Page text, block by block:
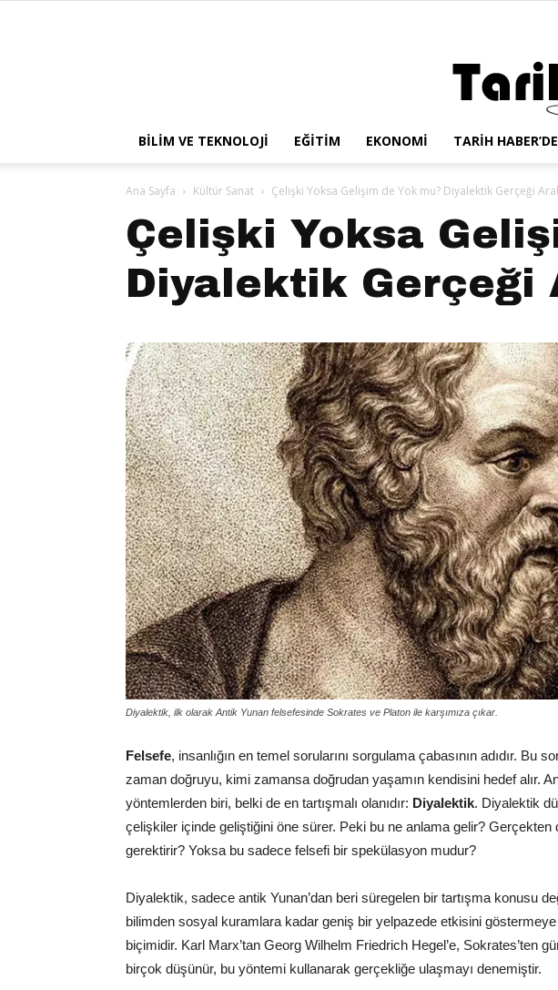
BILIM VE TEKNOLOJI EĞITIM EKONOMI TARIH HABER’DE
Ana Sayfa Kültür Sanat Çelişki Yoksa Gelişim de Yok mu? Diyalektik Gerçeği
Çelişki Yoksa
Diyalektik Gerçeği
Diyalektik, ilk olarak Antik Yunan felsefesinde Sokrates ve Platon ile karşımıza çıkar.
Felsefe, insanlığın en temel sorularını sorgulama çabasının adıdır. Bu
zaman doğruyu, kimi zamansa doğrudan yaşamın kendisini hedef alır.
yöntemlerden biri, belki de en tartışmalı olanıdır: Diyalektik. Diyalektik
çelişkiler içinde geliştiğini öne sürer. Peki bu ne anlama gelir? Gerçekten
gerektirir? Yoksa bu sadece felsefi bir spekülasyon mudur?
Diyalektik, sadece antik Yunan’dan beri süregelen bir tartışma konusu
bilimden sosyal kuramlara kadar geniş bir yelpazede etkisini
biçimidir. Karl Marx’tan Georg Wilhelm Friedrich Hegel’e, Sokrates’ten
birçok düşünür, bu yöntemi kullanarak gerçekliğe ulaşmayı denemiştir.